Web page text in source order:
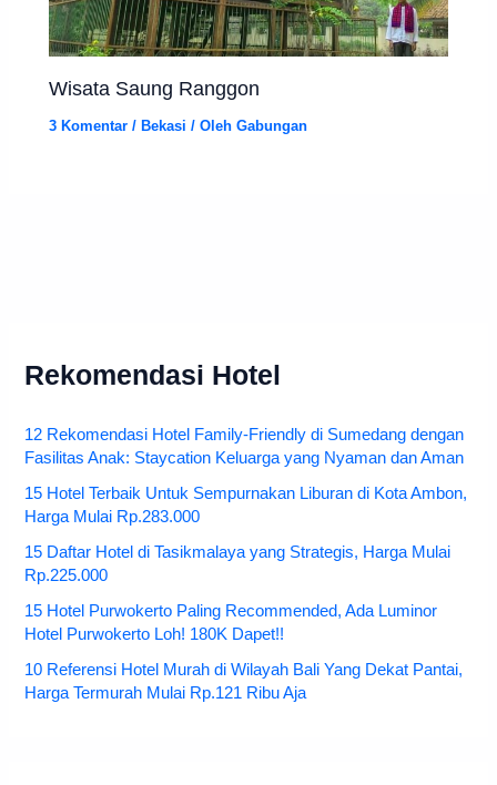
Wisata Saung Ranggon
3 Komentar /Bekasi / OlehGabungan
Rekomendasi Hotel
12 Rekomendasi Hotel Family-Friendly di Sumedang dengan
Fasilitas Anak: Staycation Keluarga yang Nyaman dan Aman
15 Hotel Terbaik Untuk Sempurnakan Liburan di Kota Ambon,
Harga Mulai Rp.283.000
15 Daftar Hotel di Tasikmalaya yang Strategis, Harga Mulai
Rp.225.000
15 Hotel Purwokerto Paling Recommended, Ada Luminor
Hotel Purwokerto Loh! 180K Dapet!!
10 Referensi Hotel Murah di Wilayah Bali Yang Dekat Pantai,
Harga Termurah Mulai Rp.121 Ribu Aja